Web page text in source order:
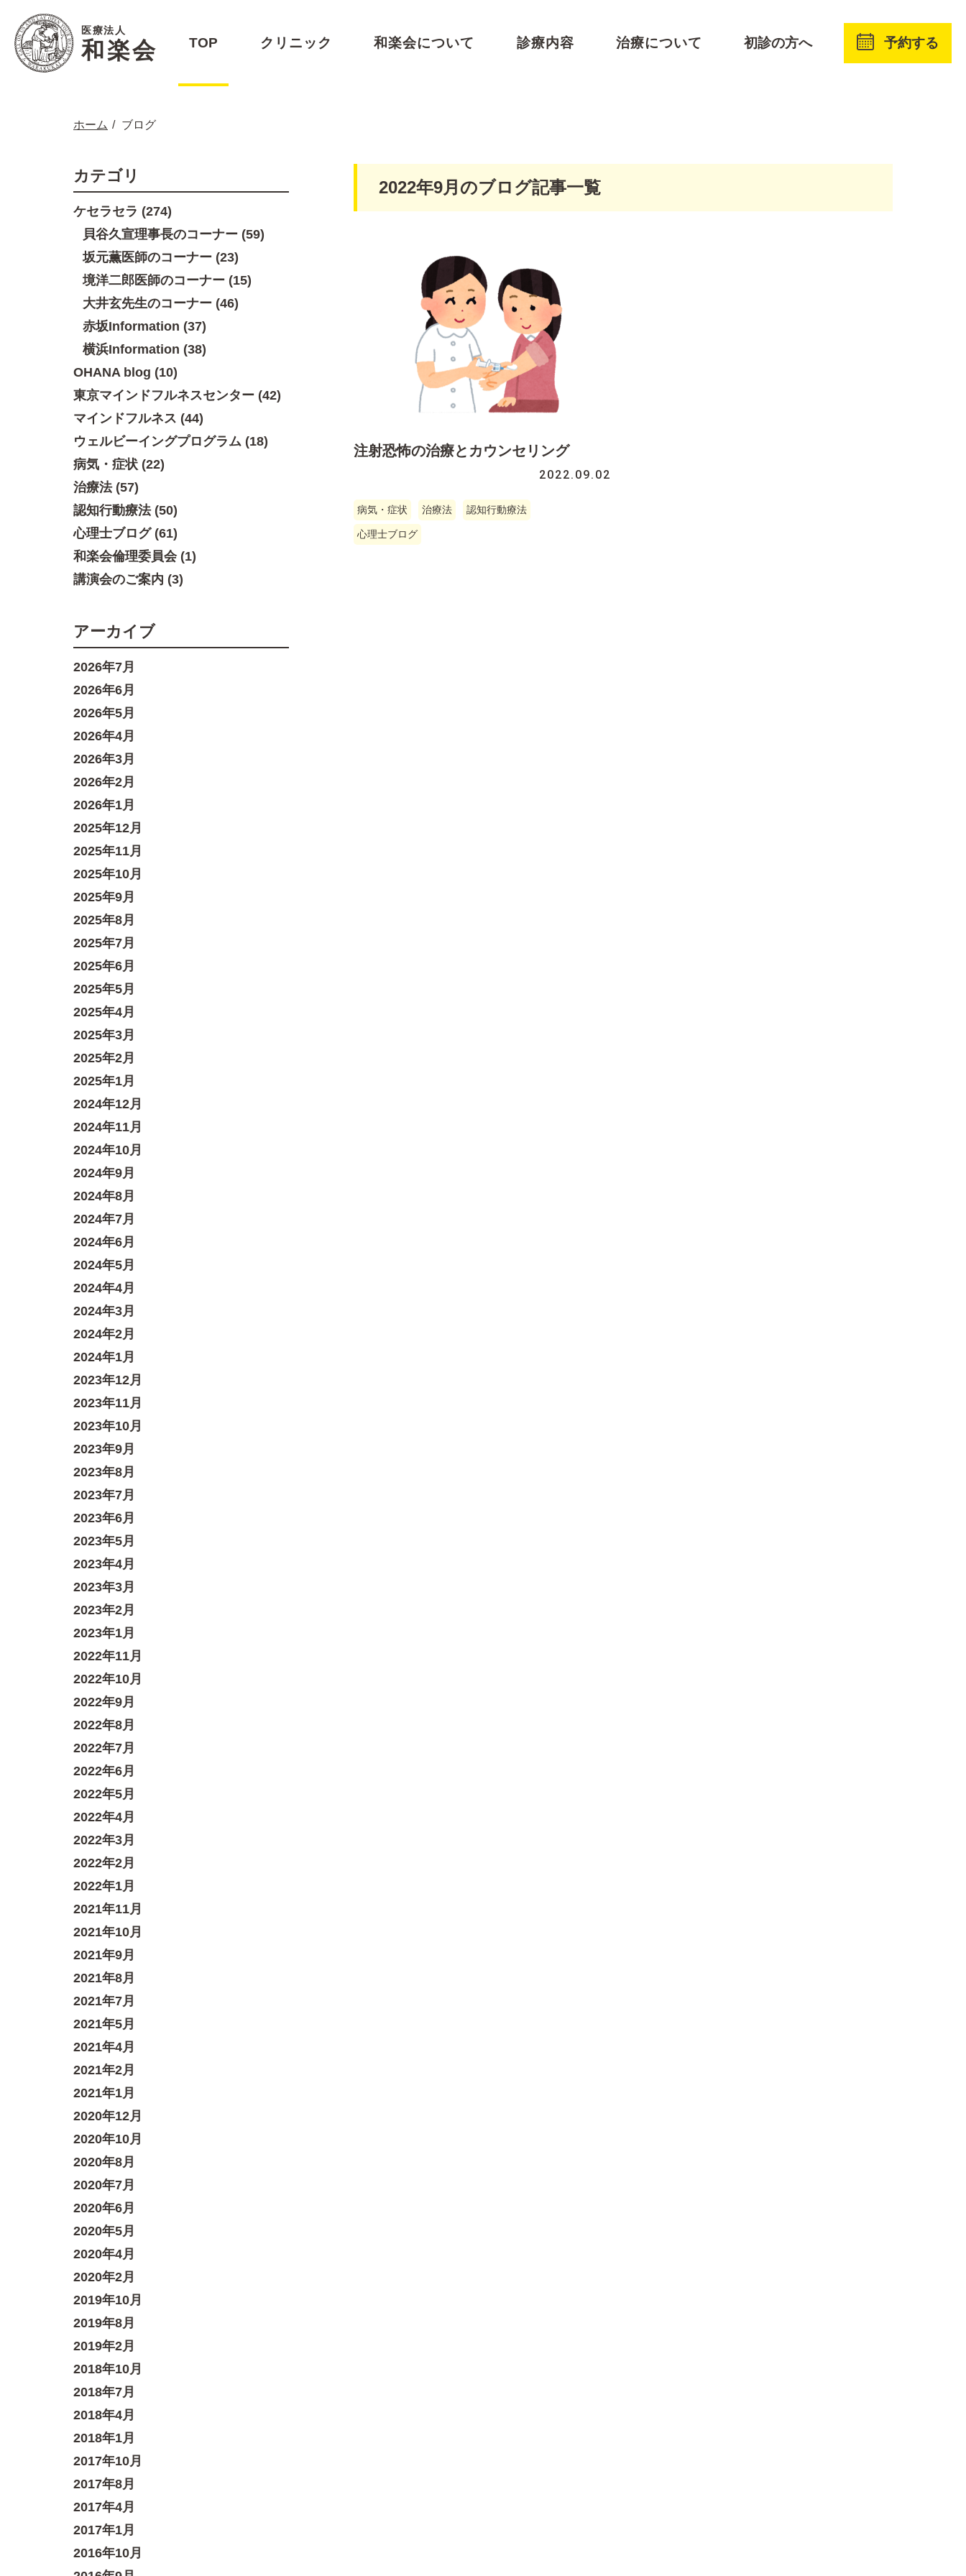
医療法人
和楽会 TOP クリニック 和楽会について 診療内容 治療について 初診の方へ 予約する
ホーム ブログ
2022年9月のブログ記事一覧
注射恐怖の治療とカウンセリング
2022.09.02
病気・症状 治療法 認知行動療法
心理士ブログ
カテゴリ
ケセラセラ (274)
貝谷久宣理事長のコーナー (59)
坂元薫医師のコーナー (23)
境洋二郎医師のコーナー (15)
大井玄先生のコーナー (46)
赤坂Information (37)
横浜Information (38)
OHANA blog (10)
東京マインドフルネスセンター (42)
マインドフルネス (44)
ウェルビーイングプログラム (18)
病気・症状 (22)
治療法 (57)
認知行動療法 (50)
心理士ブログ (61)
和楽会倫理委員会 (1)
講演会のご案内 (3)
アーカイブ
2026年7月
2026年6月
2026年5月
2026年4月
2026年3月
2026年2月
2026年1月
2025年12月
2025年11月
2025年10月
2025年9月
2025年8月
2025年7月
2025年6月
2025年5月
2025年4月
2025年3月
2025年2月
2025年1月
2024年12月
2024年11月
2024年10月
2024年9月
2024年8月
2024年7月
2024年6月
2024年5月
2024年4月
2024年3月
2024年2月
2024年1月
2023年12月
2023年11月
2023年10月
2023年9月
2023年8月
2023年7月
2023年6月
2023年5月
2023年4月
2023年3月
2023年2月
2023年1月
2022年11月
2022年10月
2022年9月
2022年8月
2022年7月
2022年6月
2022年5月
2022年4月
2022年3月
2022年2月
2022年1月
2021年11月
2021年10月
2021年9月
2021年8月
2021年7月
2021年5月
2021年4月
2021年2月
2021年1月
2020年12月
2020年10月
2020年8月
2020年7月
2020年6月
2020年5月
2020年4月
2020年2月
2019年10月
2019年8月
2019年2月
2018年10月
2018年7月
2018年4月
2018年1月
2017年10月
2017年8月
2017年4月
2017年1月
2016年10月